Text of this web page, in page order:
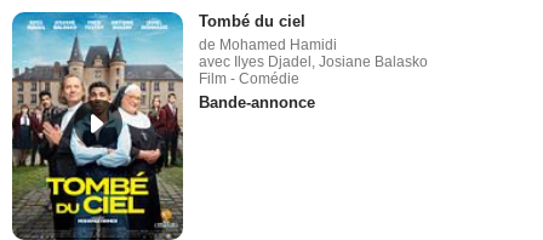
Tombé du ciel
de Mohamed Hamidi
avec Ilyes Djadel, Josiane Balasko
Film - Comédie
Bande-annonce